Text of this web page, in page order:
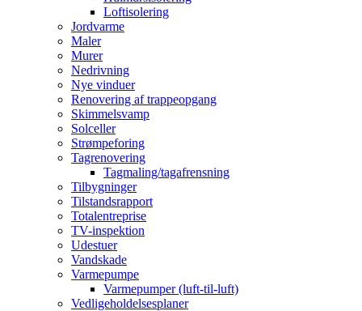
Loftisolering
Jordvarme
Maler
Murer
Nedrivning
Nye vinduer
Renovering af trappeopgang
Skimmelsvamp
Solceller
Strømpeforing
Tagrenovering
Tagmaling/tagafrensning
Tilbygninger
Tilstandsrapport
Totalentreprise
TV-inspektion
Udestuer
Vandskade
Varmepumpe
Varmepumper (luft-til-luft)
Vedligeholdelsesplaner